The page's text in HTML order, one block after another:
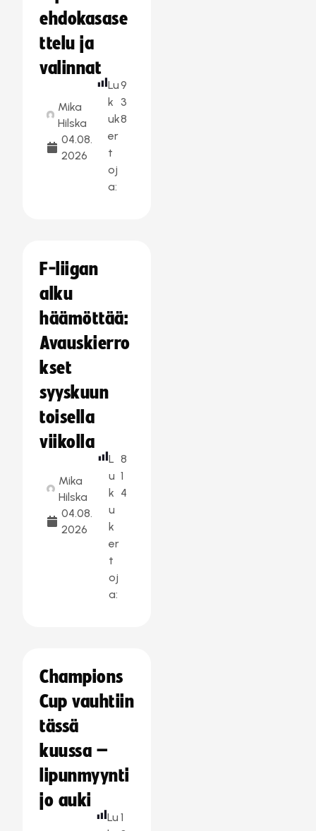
ehdokasase
ttelu ja
valinnat
Mika
Hilska
04.08.
2026
Lu
k
uk
er
t
oj
a:
9
3
8
F-liigan
alku
häämöttää:
Avauskierro
kset
syyskuun
toisella
viikolla
Mika
Hilska
04.08.
2026
L
u
k
u
k
er
t
oj
a:
8
1
4
Champions
Cup vauhtiin
tässä
kuussa –
lipunmyynti
jo auki
Lu 1